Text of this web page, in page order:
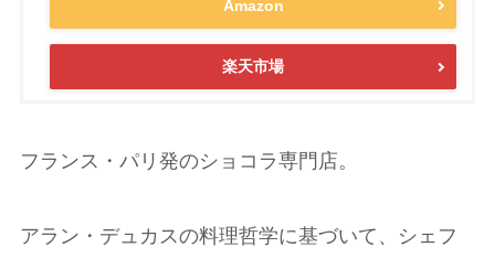
Amazon
楽天市場
フランス・パリ発のショコラ専門店。
アラン・デュカスの料理哲学に基づいて、シェフ